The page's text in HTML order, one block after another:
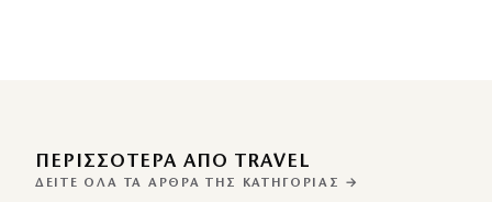
ΠΕΡΙΣΣΌΤΕΡΑ ΑΠΌ TRAVEL
ΔΕΊΤΕ ΌΛΑ ΤΑ ΆΡΘΡΑ ΤΗΣ ΚΑΤΗΓΟΡΊΑΣ →